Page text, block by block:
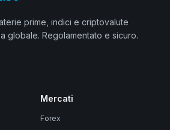
prime, indici e criptovalute
globale. Regolamentato e sicuro.
Mercati
Forex